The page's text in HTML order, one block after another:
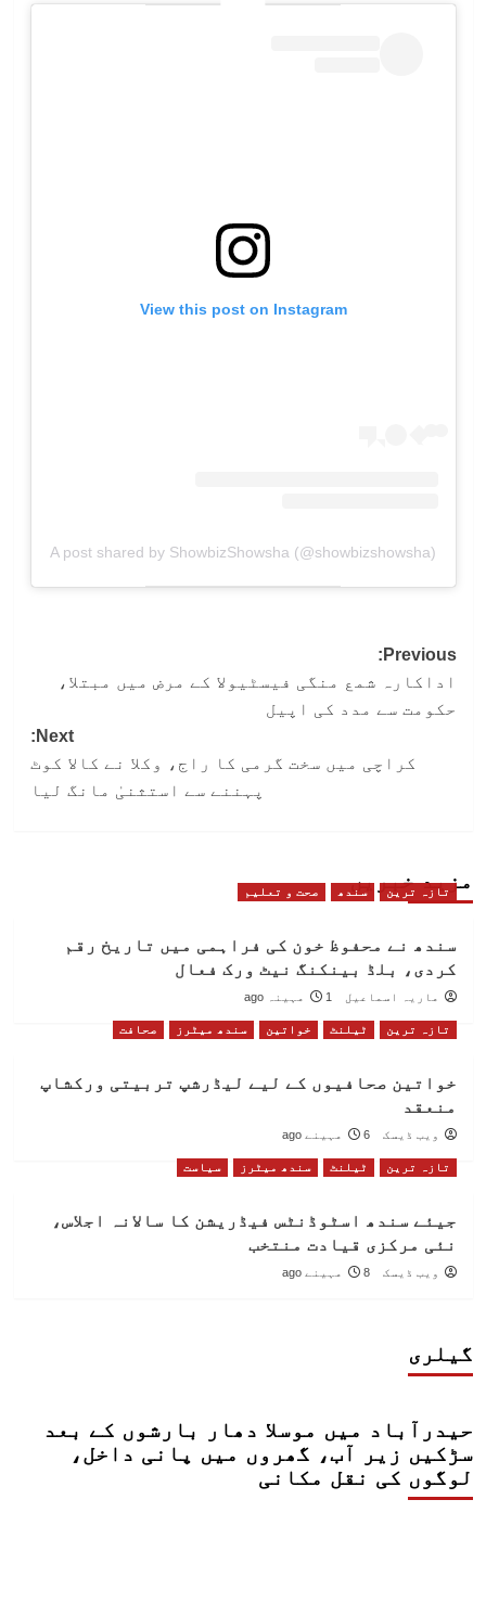
View this post on Instagram
A post shared by ShowbizShowsha (@showbizshowsha)
Post
navigation
Previous:
اداکارہ شمع منگی فیسٹیولا کے مرض میں مبتلا،
حکومت سے مدد کی اپیل
Next:
کراچی میں سخت گرمی کا راج، وکلا نے کالا کوٹ
پہننے سے استثنیٰ مانگ لیا
مزید خبریں
تازہ ترین سندھ صحت و تعلیم
سندھ نے محفوظ خون کی فراہمی میں تاریخ رقم
کردی، بلڈ بینکنگ نیٹ ورک فعال
ماریہ اسماعیل 1 مہینہ ago
تازہ ترین ٹیلنٹ خواتین سندھ میٹرز صحافت
خواتین صحافیوں کے لیے لیڈرشپ تربیتی ورکشاپ
منعقد
ویب ڈیسک 6 مہینے ago
تازہ ترین ٹیلنٹ سندھ میٹرز سیاست
جیئے سندھ اسٹوڈنٹس فیڈریشن کا سالانہ اجلاس،
نئی مرکزی قیادت منتخب
ویب ڈیسک 8 مہینے ago
گیلری
حیدرآباد میں موسلا دھار بارشوں کے بعد
سڑکیں زیر آب، گھروں میں پانی داخل،
لوگوں کی نقل مکانی